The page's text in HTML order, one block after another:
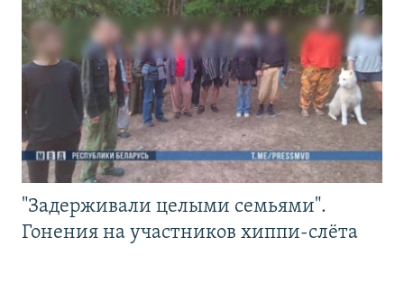
"Задерживали целыми семьями".
Гонения на участников хиппи-слёта